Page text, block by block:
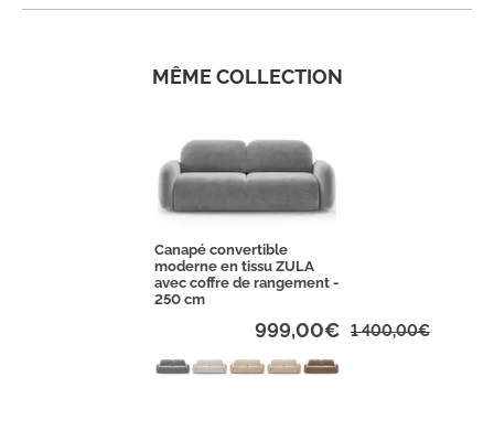
MÊME COLLECTION
Canapé convertible
moderne en tissu ZULA
avec coffre de rangement -
250 cm
999,00€ 1 400,00€